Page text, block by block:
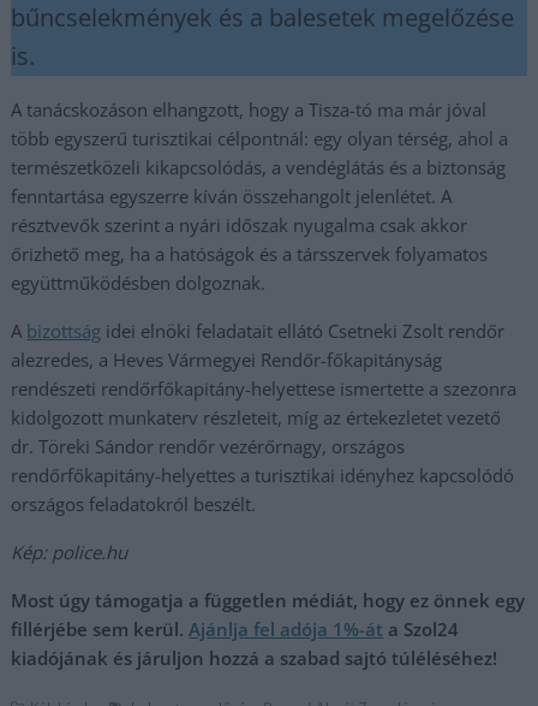
bűncselekmények és a balesetek megelőzése
is.
A tanácskozáson elhangzott, hogy a Tisza-tó ma már jóval
több egyszerű turisztikai célpontnál: egy olyan térség, ahol a
természetközeli kikapcsolódás, a vendéglátás és a biztonság
fenntartása egyszerre kíván összehangolt jelenlétet. A
résztvevők szerint a nyári időszak nyugalma csak akkor
őrizhető meg, ha a hatóságok és a társszervek folyamatos
együttműködésben dolgoznak.
A bizottság idei elnöki feladatait ellátó Csetneki Zsolt rendőr
alezredes, a Heves Vármegyei Rendőr-főkapitányság
rendészeti rendőrfőkapitány-helyettese ismertette a szezonra
kidolgozott munkaterv részleteit, míg az értekezletet vezető
dr. Töreki Sándor rendőr vezérőrnagy, országos
rendőrfőkapitány-helyettes a turisztikai idényhez kapcsolódó
országos feladatokról beszélt.
Kép: police.hu
Most úgy támogatja a független médiát, hogy ez önnek egy
fillérjébe sem kerül.Ajánlja fel adója 1%-át a Szol24
kiadójának és járuljon hozzá a szabad sajtó túléléséhez!